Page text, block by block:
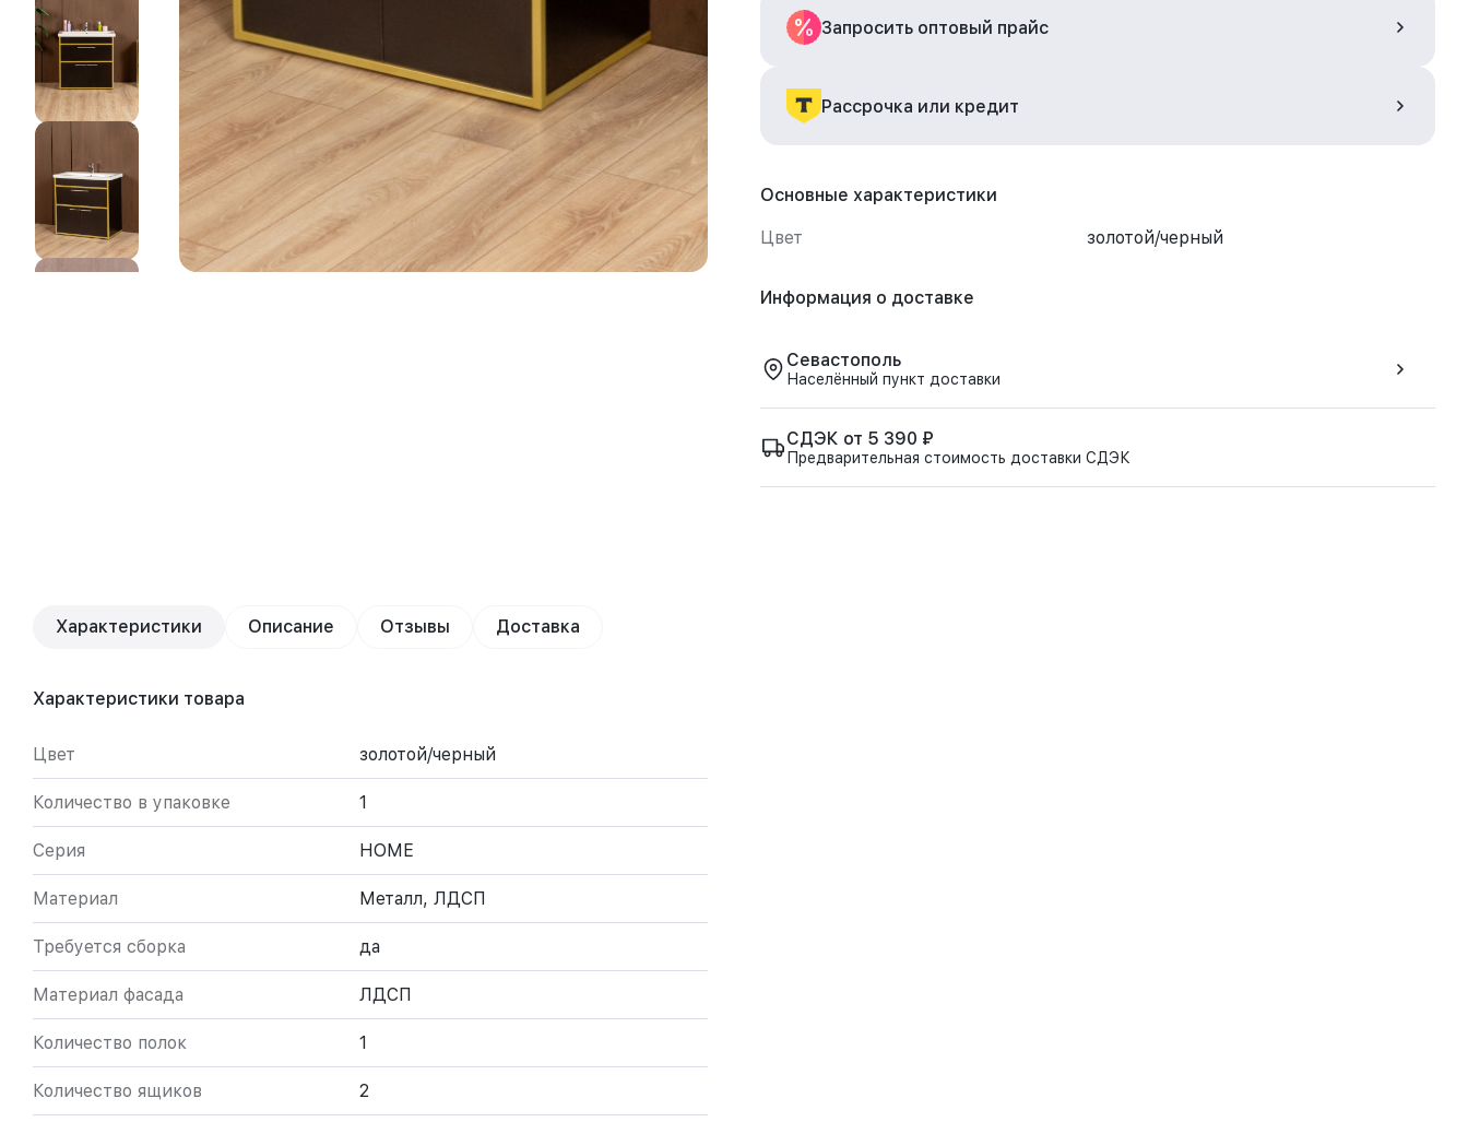
Запросить оптовый прайс
Рассрочка или кредит
Основные характеристики
Цвет золотой/черный
Информация о доставке
Севастополь
Населённый пункт доставки
СДЭК от 5 390 ₽
Предварительная стоимость доставки СДЭК
Характеристики Описание Отзывы Доставка
Характеристики товара
Цвет золотой/черный
Количество в упаковке 1
Серия HOME
Материал Металл, ЛДСП
Требуется сборка да
Материал фасада ЛДСП
Количество полок 1
Количество ящиков 2